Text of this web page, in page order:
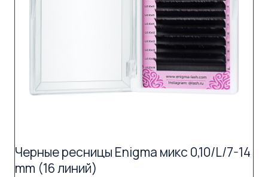
Черные ресницы Enigma микс 0,10/L/7-14
mm (16 линий)